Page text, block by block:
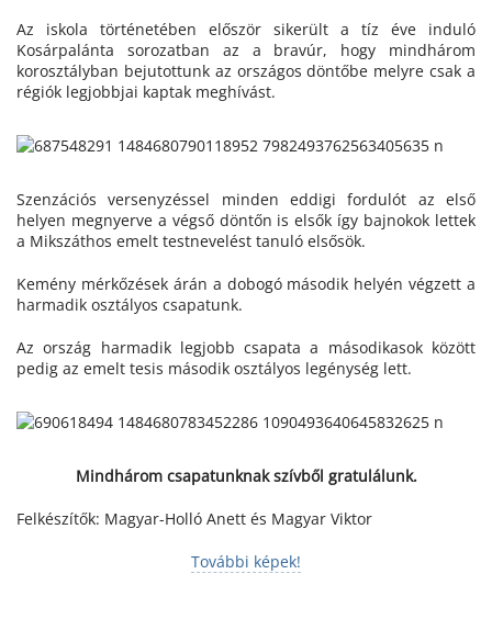
Az iskola történetében először sikerült a tíz éve induló
Kosárpalánta sorozatban az a bravúr, hogy mindhárom
korosztályban bejutottunk az országos döntőbe melyre csak a
régiók legjobbjai kaptak meghívást.
Szenzációs versenyzéssel minden eddigi fordulót az első
helyen megnyerve a végső döntőn is elsők így bajnokok lettek
a Mikszáthos emelt testnevelést tanuló elsősök.
Kemény mérkőzések árán a dobogó második helyén végzett a
harmadik osztályos csapatunk.
Az ország harmadik legjobb csapata a másodikasok között
pedig az emelt tesis második osztályos legénység lett.
Mindhárom csapatunknak szívből gratulálunk.
Felkészítők: Magyar-Holló Anett és Magyar Viktor
További képek!